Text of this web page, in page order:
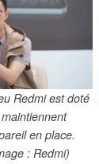
Redmi est doté
en place.
: Redmi)